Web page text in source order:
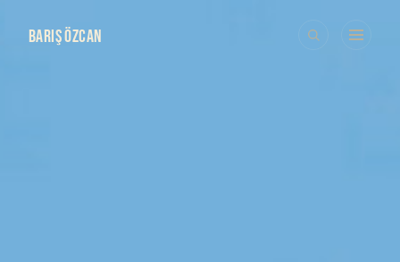
BARIŞ ÖZCAN